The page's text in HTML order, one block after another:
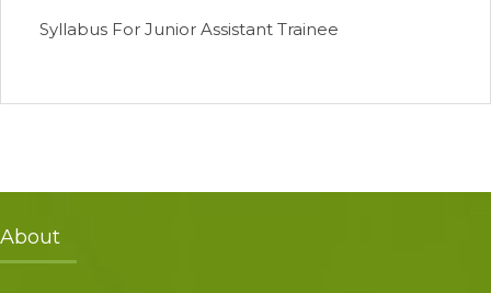
Syllabus For Junior Assistant Trainee
About